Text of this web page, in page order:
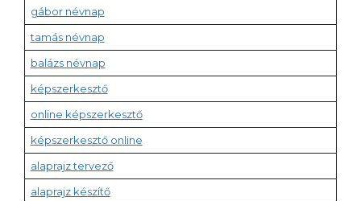
gábor névnap
tamás névnap
balázs névnap
képszerkesztő
online képszerkesztő
képszerkesztő online
alaprajz tervező
alaprajz készítő